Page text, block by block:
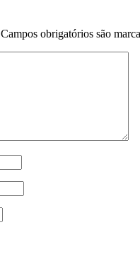
Campos obrigatórios são